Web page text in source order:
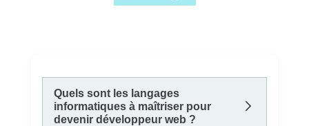
Quels sont les langages
informatiques à maîtriser pour
devenir développeur web ?